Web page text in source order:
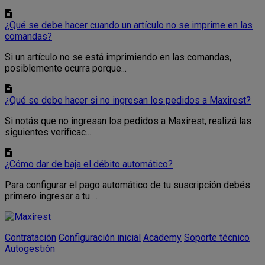
¿Qué se debe hacer cuando un artículo no se imprime en las
comandas?
Si un artículo no se está imprimiendo en las comandas,
posiblemente ocurra porque...
¿Qué se debe hacer si no ingresan los pedidos a Maxirest?
Si notás que no ingresan los pedidos a Maxirest, realizá las
siguientes verificac...
¿Cómo dar de baja el débito automático?
Para configurar el pago automático de tu suscripción debés
primero ingresar a tu ...
Contratación Configuración inicial Academy Soporte técnico
Autogestión